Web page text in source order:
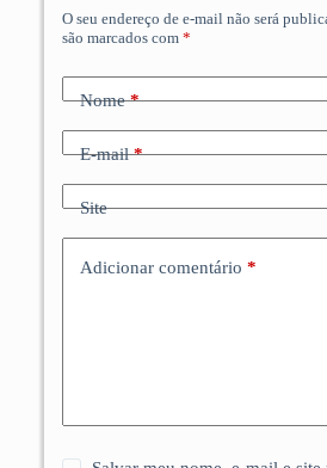
O seu endereço de e-mail não será
são marcados com *
Nome*
E-mail*
Site
Adicionar comentário *